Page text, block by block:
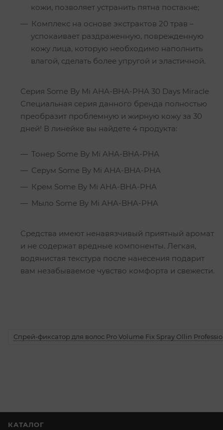
кожи, позволяет устранить пятна постакне;
Комплекс на основе экстрактов 20 трав –
успокаивает раздраженную, поврежденную
кожу лица, которую необходимо наполнить
влагой, сделать более упругой и эластичной.
Серия Some By Mi AHA-BHA-PHA 30 Days Miracle
Специальная серия данного бренда полностью
преобразит проблемную и жирную кожу за 30
дней! В линейке вы найдете 4 продукта:
Тонер Some By Mi AHA-BHA-PHA
Ceрум Some By Mi AHA-BHA-PHA
Крем Some By Mi AHA-BHA-PHA
Мыло Some By Mi AHA-BHA-PHA
Средства имеют ненавязчивый приятный аромат
и не содержат вредные компоненты. Легкая,
водянистая текстура после нанесения подарит
вам незабываемое чувство комфорта и свежести.
Спрей-фиксатор для волос Pro Volume Fix Spray Ollin
КАТАЛОГ